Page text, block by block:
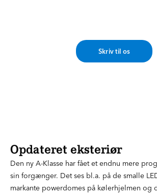
Skriv til os
Opdateret eksteriør
Den ny A-Klasse har fået et endnu mere
sin forgænger. Det ses bl.a. på de smalle
markante powerdomes på kølerhjelmen og